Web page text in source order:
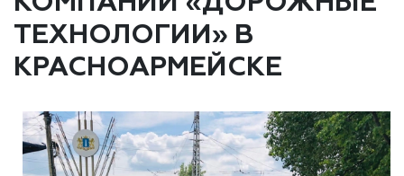
ТЕХНОЛОГИИ» В
КРАСНОАРМЕЙСКЕ